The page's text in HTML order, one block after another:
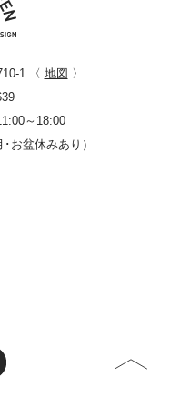
1 〈 地図 〉
～18:00
お盆休みあり）